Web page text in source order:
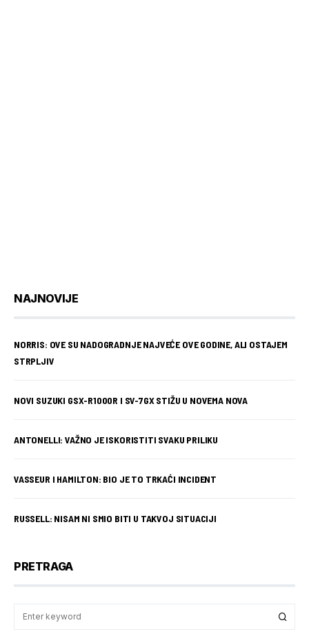
NAJNOVIJE
NORRIS: OVE SU NADOGRADNJE NAJVEĆE OVE GODINE, ALI OSTAJEM
STRPLJIV
NOVI SUZUKI GSX-R1000R I SV-7GX STIŽU U NOVEMA NOVA
ANTONELLI: VAŽNO JE ISKORISTITI SVAKU PRILIKU
VASSEUR I HAMILTON: BIO JE TO TRKAĆI INCIDENT
RUSSELL: NISAM NI SMIO BITI U TAKVOJ SITUACIJI
PRETRAGA